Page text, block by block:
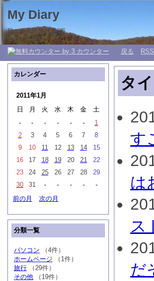
My Diary
日々の生活 My 日記帳。
戻る RSS
タ
す
は
ス
だ
カレンダー
2011年1月
日
月 火 水 木 金
土
-
- - - - -
1
2
3 4 5 6 7
8
9
10 11 12 13 14
15
16
17 18 19 20 21
22
23
24 25 26 27 28
29
30
31 - - - -
-
前の月
次の月
分類一覧
パソコン （4件）
ホームページ （1件）
旅行 （29件）
その他 （19件）